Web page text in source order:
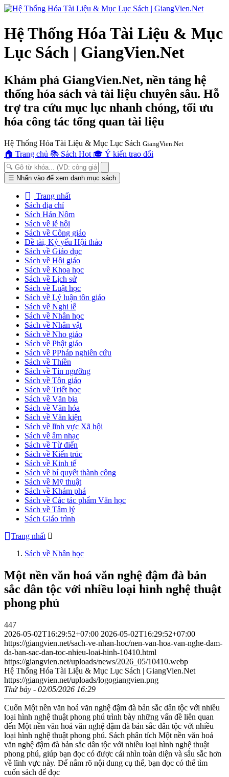
Hệ Thống Hóa Tài Liệu & Mục
Lục Sách | GiangVien.Net
Khám phá GiangVien.Net, nền tảng hệ
thống hóa sách và tài liệu chuyên sâu. Hỗ
trợ tra cứu mục lục nhanh chóng, tối ưu
hóa công tác tổng quan tài liệu
Hệ Thống Hóa Tài Liệu & Mục Lục Sách GiangVien.Net
🏠 Trang chủ 📚 Sách Hot 🎓 Ý kiến trao đổi
Toggle
navigation
☰ Nhấn vào để xem danh mục sách
Trang nhất
Sách địa chí
Sách Hán Nôm
Sách về lễ hội
Sách về Công giáo
Đề tài, Kỷ yếu Hội thảo
Sách về Giáo dục
Sách về Hồi giáo
Sách về Khoa học
Sách về Lịch sử
Sách về Luật học
Sách về Lý luận tôn giáo
Sách về Nghi lễ
Sách về Nhân học
Sách về Nhân vật
Sách về Nho giáo
Sách về Phật giáo
Sách về PPháp nghiên cứu
Sách về Thiền
Sách về Tín ngưỡng
Sách về Tôn giáo
Sách về Triết học
Sách về Văn bia
Sách về Văn hóa
Sách về Văn kiện
Sách về lĩnh vực Xã hội
Sách về âm nhạc
Sách về Từ điển
Sách về Kiến trúc
Sách về Kinh tế
Sách về bí quyết thành công
Sách về Mỹ thuật
Sách về Khám phá
Sách về Các tác phẩm Văn học
Sách về Tâm lý
Sách Giáo trình
Trang nhất
Sách về Nhân học
Một nền văn hoá văn nghệ đậm đà bản
sắc dân tộc với nhiều loại hình nghệ thuật
phong phú
447
2026-05-02T16:29:52+07:00 2026-05-02T16:29:52+07:00
https://giangvien.net/sach-ve-nhan-hoc/nen-van-hoa-van-nghe-dam-
da-ban-sac-dan-toc-nhieu-loai-hinh-10410.html
https://giangvien.net/uploads/news/2026_05/10410.webp
Hệ Thống Hóa Tài Liệu & Mục Lục Sách | GiangVien.Net
https://giangvien.net/uploads/logogiangvien.png
Thứ bảy - 02/05/2026 16:29
Cuốn Một nền văn hoá văn nghệ đậm đà bản sắc dân tộc với nhiều
loại hình nghệ thuật phong phú trình bày những vấn đề liên quan
đến Một nền văn hoá văn nghệ đậm đà bản sắc dân tộc với nhiều
loại hình nghệ thuật phong phú. Sách phân tích Một nền văn hoá
văn nghệ đậm đà bản sắc dân tộc với nhiều loại hình nghệ thuật
phong phú, giúp bạn đọc có được cái nhìn toàn diện và sâu sắc hơn
về lĩnh vực này. Để nắm rõ nội dung cụ thể, bạn đọc có thể tìm
cuốn sách để đọc